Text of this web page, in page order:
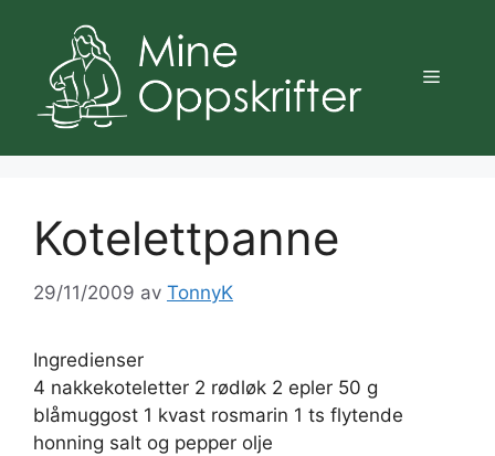
innhold
Meny
Kotelettpanne
29/11/2009 av TonnyK
Ingredienser
4 nakkekoteletter 2 rødløk 2 epler 50 g
blåmuggost 1 kvast rosmarin 1 ts flytende
honning salt og pepper olje